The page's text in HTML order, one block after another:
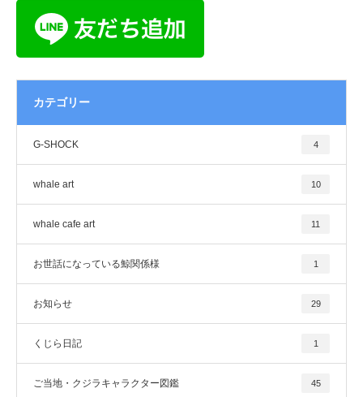
カテゴリー
G-SHOCK 4
whale art 10
whale cafe art 11
お世話になっている鯨関係様 1
お知らせ 29
くじら日記 1
ご当地・クジラキャラクター図鑑 45